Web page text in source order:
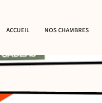
ACCUEIL NOS CHAMBRES
LA LOVE –
LA ROULOTTE